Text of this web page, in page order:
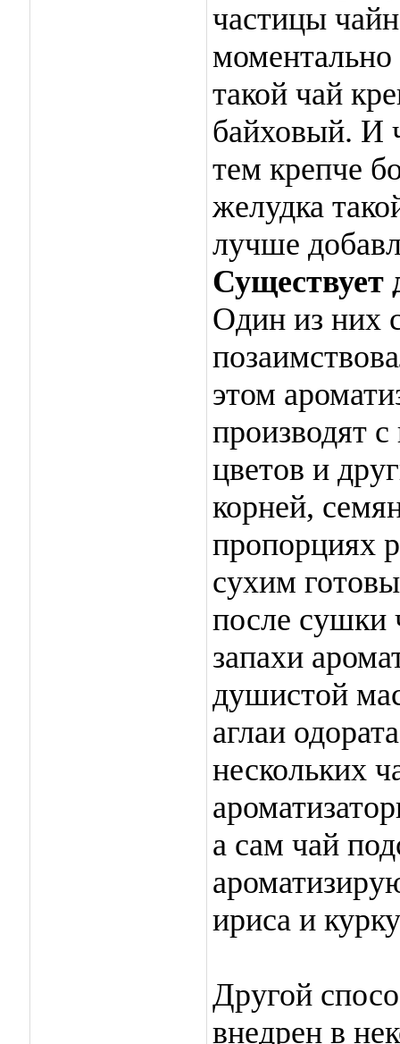
частицы
такой чай
байховый. И
тем крепче
желудка
лучше
Существует
Один из них
этом
производят
цветов и
корней,
пропорциях
сухим
после сушки
запахи
душистой
аглаи
нескольких
а сам чай
ириса и
Другой
внедрен в